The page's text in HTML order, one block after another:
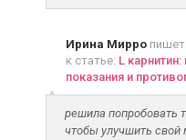
Ирина Мирропишет
к статье: L
показания и
решила попробовать
чтобы улучшить свой